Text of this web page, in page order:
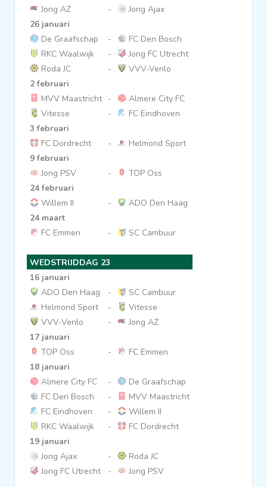
Jong AZ
-
Jong Ajax
26 januari
De Graafschap
-
FC Den Bosch
RKC Waalwijk
-
Jong FC Utrecht
Roda JC
-
VVV-Venlo
2 februari
MVV Maastricht -
Almere City FC
Vitesse
-
FC Eindhoven
3 februari
FC Dordrecht
-
Helmond Sport
9 februari
Jong PSV
-
TOP Oss
24 februari
Willem II
-
ADO Den Haag
24 maart
FC Emmen
- SC Cambuur
WEDSTRIJDDAG 23
16 januari
ADO Den Haag
-
SC Cambuur
Helmond Sport
-
Vitesse
VVV-Venlo
-
Jong AZ
17 januari
TOP Oss
-
FC Emmen
18 januari
Almere City FC
-
De Graafschap
FC Den Bosch
-
MVV Maastricht
FC Eindhoven
-
Willem II
RKC Waalwijk
-
FC Dordrecht
19 januari
Jong Ajax
-
Roda JC
Jong FC Utrecht
- Jong PSV